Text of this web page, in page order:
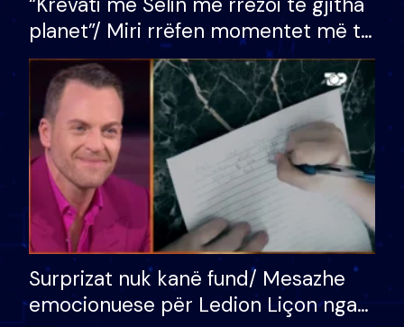
“Krevati me Selin më rrëzoi të gjitha
planet”/ Miri rrëfen momentet më të
bukura në shtëpinë e BB VIP: Do më
mungojë zilja e mëngjesit kur…
Surprizat nuk kanë fund/ Mesazhe
emocionuese për Ledion Liçon nga